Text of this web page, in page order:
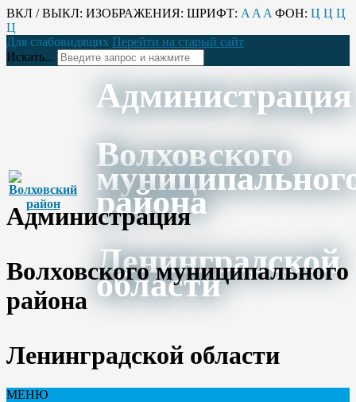
ВКЛ / ВЫКЛ: ИЗОБРАЖЕНИЯ: ШРИФТ: A A A ФОН: Ц Ц Ц
Ц
Для слабовидящих Перейти на старый сайт
Искать...
Администрация
Волховского
района
Ленинградской
области
Администрация
Волховского муниципального
района
Ленинградской области
МЕНЮ